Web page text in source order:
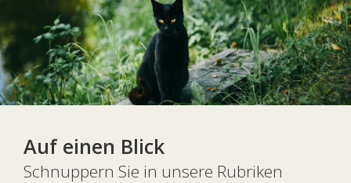
Auf einen Blick
Schnuppern Sie in unsere Rubriken